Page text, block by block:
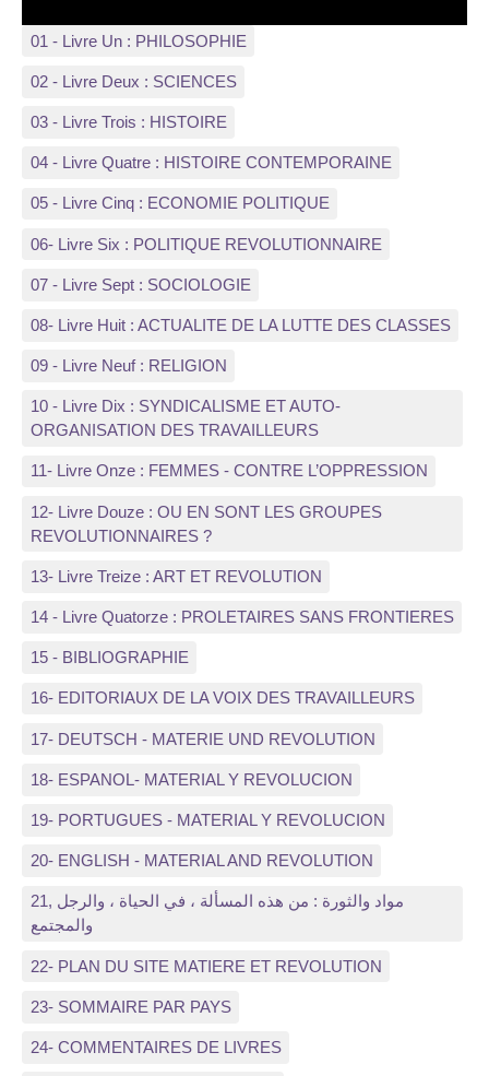
01 - Livre Un : PHILOSOPHIE
02 - Livre Deux : SCIENCES
03 - Livre Trois : HISTOIRE
04 - Livre Quatre : HISTOIRE CONTEMPORAINE
05 - Livre Cinq : ECONOMIE POLITIQUE
06- Livre Six : POLITIQUE REVOLUTIONNAIRE
07 - Livre Sept : SOCIOLOGIE
08- Livre Huit : ACTUALITE DE LA LUTTE DES CLASSES
09 - Livre Neuf : RELIGION
10 - Livre Dix : SYNDICALISME ET AUTO-
ORGANISATION DES TRAVAILLEURS
11- Livre Onze : FEMMES - CONTRE L’OPPRESSION
12- Livre Douze : OU EN SONT LES GROUPES
REVOLUTIONNAIRES ?
13- Livre Treize : ART ET REVOLUTION
14 - Livre Quatorze : PROLETAIRES SANS FRONTIERES
15 - BIBLIOGRAPHIE
16- EDITORIAUX DE LA VOIX DES TRAVAILLEURS
17- DEUTSCH - MATERIE UND REVOLUTION
18- ESPANOL- MATERIAL Y REVOLUCION
19- PORTUGUES - MATERIAL Y REVOLUCION
20- ENGLISH - MATERIAL AND REVOLUTION
21, مواد والثورة : من هذه المسألة ، في الحياة ، والرجل
والمجتمع
22- PLAN DU SITE MATIERE ET REVOLUTION
23- SOMMAIRE PAR PAYS
24- COMMENTAIRES DE LIVRES